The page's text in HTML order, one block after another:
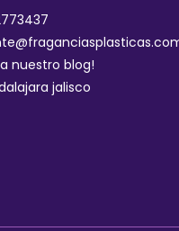
nuestro blog!
jalisco